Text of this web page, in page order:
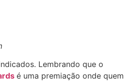
Lembrando que o
é uma premiação onde quem